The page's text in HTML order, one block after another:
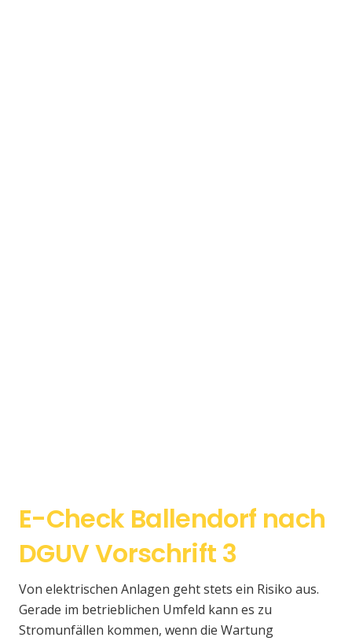
E-Check Ballendorf nach
DGUV Vorschrift 3
Von elektrischen Anlagen geht stets ein Risiko aus.
Gerade im betrieblichen Umfeld kann es zu
Stromunfällen kommen, wenn die Wartung